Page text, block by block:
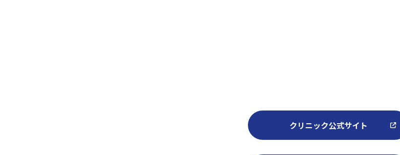
クリニック公式サイト